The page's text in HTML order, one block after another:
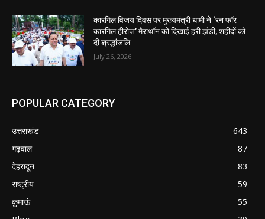
कारगिल विजय दिवस पर मुख्यमंत्री धामी ने ‘रन फॉर
कारगिल हीरोज’ मैराथॉन को दिखाई हरी झंडी, शहीदों को
दी श्रद्धांजलि
July 26, 2026
POPULAR CATEGORY
उत्तराखंड
643
गढ़वाल
87
देहरादून
83
राष्ट्रीय
59
कुमाऊं
55